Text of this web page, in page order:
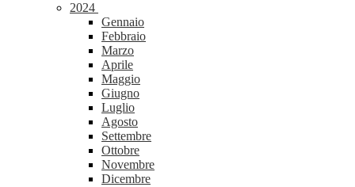
2024
Gennaio
Febbraio
Marzo
Aprile
Maggio
Giugno
Luglio
Agosto
Settembre
Ottobre
Novembre
Dicembre